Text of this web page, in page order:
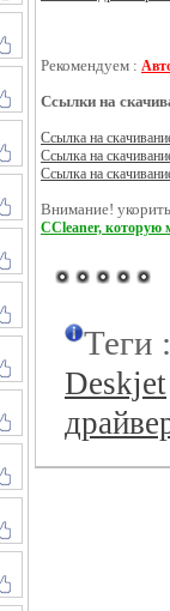
Рекомендуем :
Ссылки на
Ссылка на
Ссылка на
Ссылка на
Внимание!
CCleaner, которую
Теги
Deskjet